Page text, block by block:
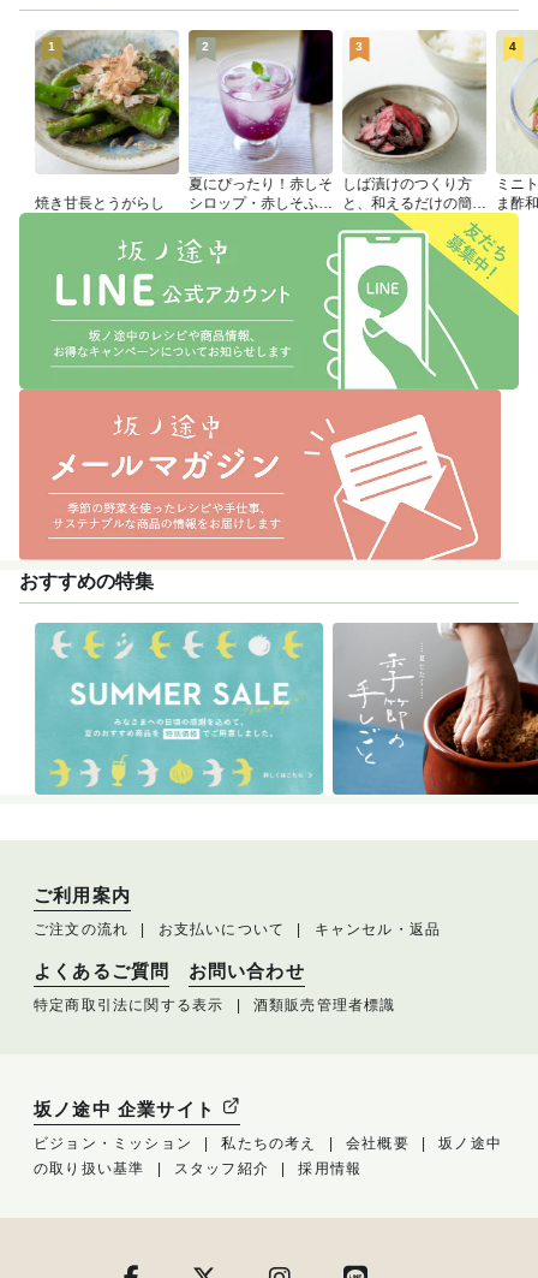
1
焼き甘長とうがらし
2
夏にぴったり！赤しそ
シロップ・赤しそふり
3
しば漬けのつくり方
と、和えるだけの簡単
アレンジレシピ
4
ミニ
ま酢
おすすめの特集
ご利用案内
ご注文の流れ お支払いについて キャンセル・返品
よくあるご質問 お問い合わせ
特定商取引法に関する表示 酒類販売管理者標識
坂ノ途中 企業サイト
ビジョン・ミッション 私たちの考え 会社概要
坂ノ途中
の取り扱い基準
スタッフ紹介 採用情報